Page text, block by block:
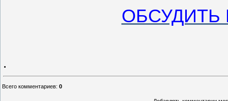
ОБСУДИТЬ
.
Всего комментариев: 0